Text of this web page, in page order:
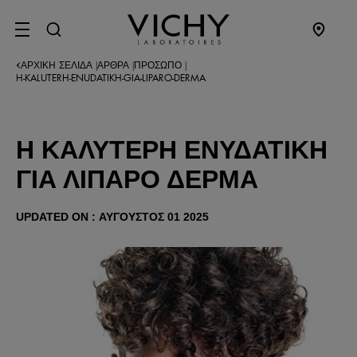
SITE MENU
ΑΡΧΙΚΉ ΣΕΛΊΔΑ ΆΡΘΡΑ ΠΡΌΣΩΠΟ
H-KALUTERH-ENUDATIKH-GIA-LIPARO-DERMA
Η ΚΑΛΎΤΕΡΗ ΕΝΥΔΑΤΙΚΉ
ΓΙΑ ΛΙΠΑΡΌ ΔΈΡΜΑ
UPDATED ON : ΑΎΓΟΥΣΤΟΣ 01 2025